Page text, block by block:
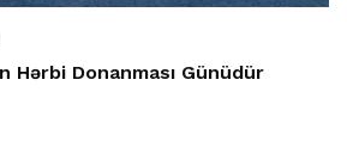
Hərbi Donanması Günüdür